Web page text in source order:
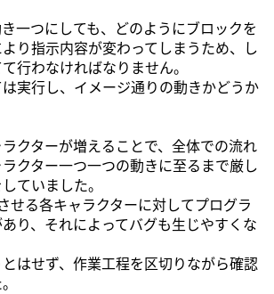
一つにしても、どのようにブロックを
り指示内容が変わってしまうため、し
行わなければなりません。
実行し、イメージ通りの動きかどうか
クターが増えることで、全体での流れ
クター一つ一つの動きに至るまで厳し
ていました。
せる各キャラクターに対してプログラ
り、それによってバグも生じやすくな
はせず、作業工程を区切りながら確認